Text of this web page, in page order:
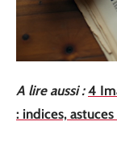
A lire aussi : 4
: indices,